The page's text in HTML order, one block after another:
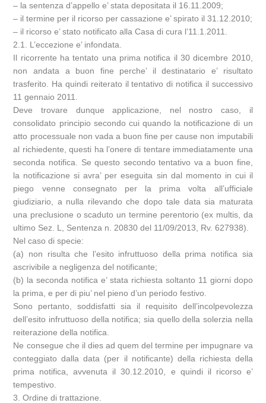
– la sentenza d’appello e’ stata depositata il 16.11.2009;
– il termine per il ricorso per cassazione e’ spirato il 31.12.2010;
– il ricorso e’ stato notificato alla Casa di cura l’11.1.2011.
2.1. L’eccezione e’ infondata.
Il ricorrente ha tentato una prima notifica il 30 dicembre 2010,
non andata a buon fine perche’ il destinatario e’ risultato
trasferito. Ha quindi reiterato il tentativo di notifica il successivo
11 gennaio 2011.
Deve trovare dunque applicazione, nel nostro caso, il
consolidato principio secondo cui quando la notificazione di un
atto processuale non vada a buon fine per cause non imputabili
al richiedente, questi ha l’onere di tentare immediatamente una
seconda notifica. Se questo secondo tentativo va a buon fine,
la notificazione si avra’ per eseguita sin dal momento in cui il
piego venne consegnato per la prima volta all’ufficiale
giudiziario, a nulla rilevando che dopo tale data sia maturata
una preclusione o scaduto un termine perentorio (ex multis, da
ultimo Sez. L, Sentenza n. 20830 del 11/09/2013, Rv. 627938).
Nel caso di specie:
(a) non risulta che l’esito infruttuoso della prima notifica sia
ascrivibile a negligenza del notificante;
(b) la seconda notifica e’ stata richiesta soltanto 11 giorni dopo
la prima, e per di piu’ nel pieno d’un periodo festivo.
Sono pertanto, soddisfatti sia il requisito dell’incolpevolezza
dell’esito infruttuoso della notifica; sia quello della solerzia nella
reiterazione della notifica.
Ne consegue che il dies ad quem del termine per impugnare va
conteggiato dalla data (per il notificante) della richiesta della
prima notifica, avvenuta il 30.12.2010, e quindi il ricorso e’
tempestivo.
3. Ordine di trattazione.